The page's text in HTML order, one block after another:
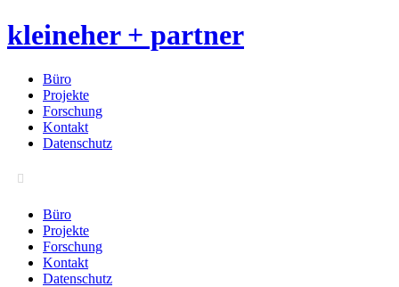
kleineher + partner
Büro
Projekte
Forschung
Kontakt
Datenschutz
Büro
Projekte
Forschung
Kontakt
Datenschutz